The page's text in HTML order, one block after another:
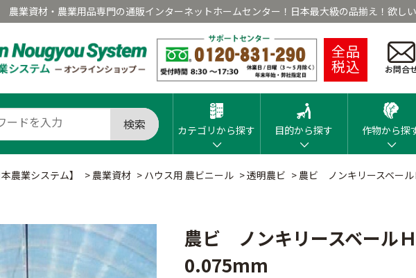
農業資材・農業用品専門の通販インターネットホームセンター！日本最大級の品揃え！欲しい
全品
税込 お問合
検索 カテゴリから探す 目的から探す 作物から探
農業システム】 > 農業資材 > ハウス用 農ビニール >透明農ビ > 農ビ ノンキリースベー
農ビ ノンキリースベール
0.075mm